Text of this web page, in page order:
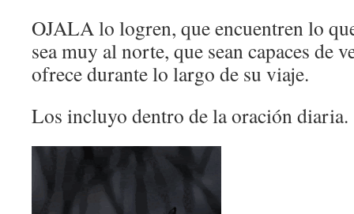
OJALA lo logren, que encuentren lo
sea muy al norte, que sean capaces de
ofrece durante lo largo de su viaje.
Los incluyo dentro de la oración diaria.